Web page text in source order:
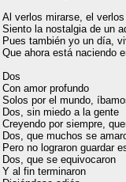
Al verlos mirarse, el
Siento la nostalgia de un
Pues también yo un día,
Que ahora está naciendo
Dos
Con amor profundo
Solos por el mundo,
Dos, sin miedo a la gente
Creyendo por siempre,
Dos, que muchos se
Pero no lograron guardar
Dos, que se equivocaron
Y al fin terminaron